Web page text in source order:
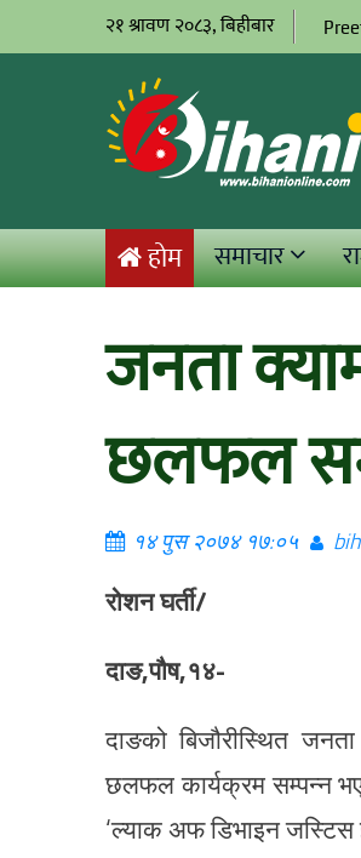
२१ श्रावण २०८३, बिहीबार
होम समाचार
जनता
छलफल
१४ पुस २०७४ १७:०५
रोशन घर्ती/
दाङ,पौष,१४-
दाङको बिजौरीस्थित
छलफल कार्यक्रम सम्पन्न
‘ल्याक अफ डिभाइन जस्टिस